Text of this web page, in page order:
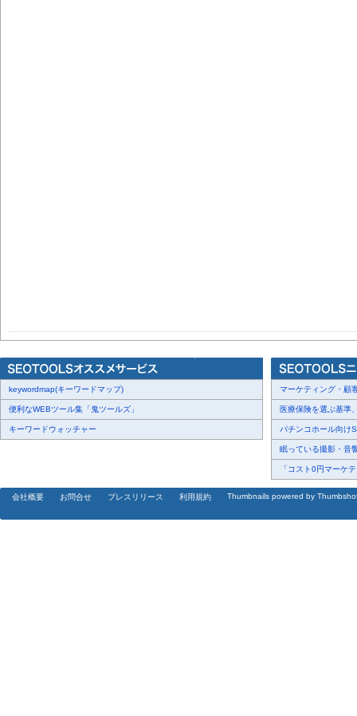
keywordmap(キーワードマップ)
便利なWEBツール集「鬼ツールズ」
キーワードウォッチャー
マーケティング・顧
医療保険を選ぶ基準
パチンコホール向け
眠っている撮影・音
「コスト0円マーケ
会社概要 お問合せ プレスリリース 利用規約 Thumbnails powered by